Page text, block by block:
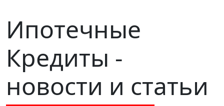
Ипотечные
Кредиты -
новости и статьи